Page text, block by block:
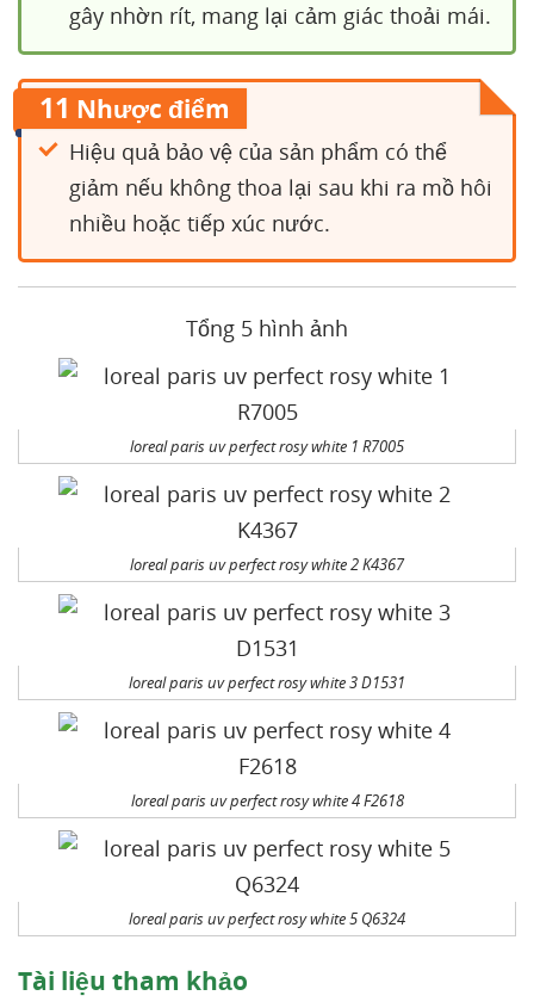
gây nhờn rít, mang lại cảm giác thoải mái.
11 Nhược điểm
Hiệu quả bảo vệ của sản phẩm có thể
giảm nếu không thoa lại sau khi ra mồ hôi
nhiều hoặc tiếp xúc nước.
Tổng 5 hình ảnh
loreal paris uv perfect rosy white 1 R7005
loreal paris uv perfect rosy white 2 K4367
loreal paris uv perfect rosy white 3 D1531
loreal paris uv perfect rosy white 4 F2618
loreal paris uv perfect rosy white 5 Q6324
Tài liệu tham khảo